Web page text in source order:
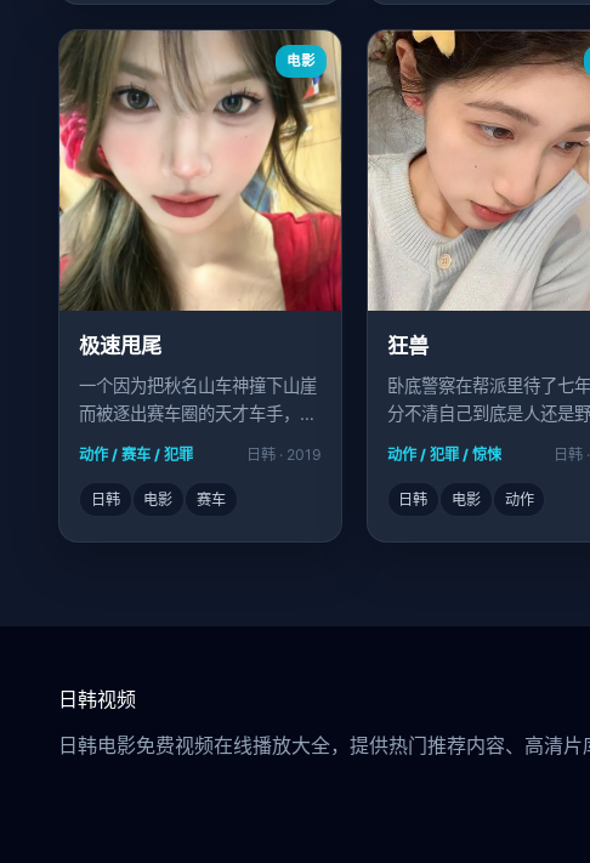
电影
极速甩尾
一个因为把秋名山车神撞下山崖
而被逐出赛车圈的天才车手，为
了还债重出江湖，对手竟是自动
驾驶AI。
动作 / 赛车 / 犯罪 日韩 · 2019
日韩 电影 赛车
狂兽
卧底警察在帮派里待了七
分不清自己到底是人还是野
动作 / 犯罪 / 惊悚 日韩
日韩 电影 动作
日韩视频
日韩电影免费视频在线播放大全，提供热门推荐内容、高清片